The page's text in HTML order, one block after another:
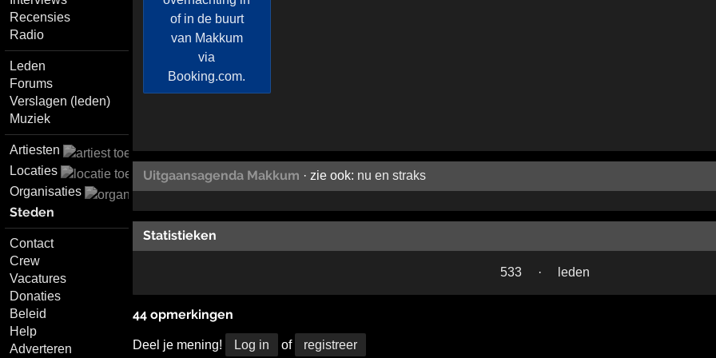
Recensies
Radio
Leden
Forums
Verslagen (leden)
Muziek
Artiesten
Locaties
Organisaties
Steden
Contact
Crew
Vacatures
Donaties
Beleid
Help
Adverteren
Uitgaansagenda Makkum · zie ook: nu en straks
Statistieken
533 · leden
44 opmerkingen
Deel je mening! Log in of registreer